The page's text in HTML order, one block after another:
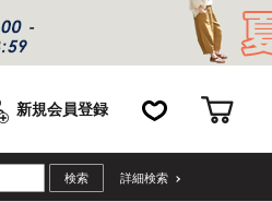
新規会員登録 お気に入り
詳細検索